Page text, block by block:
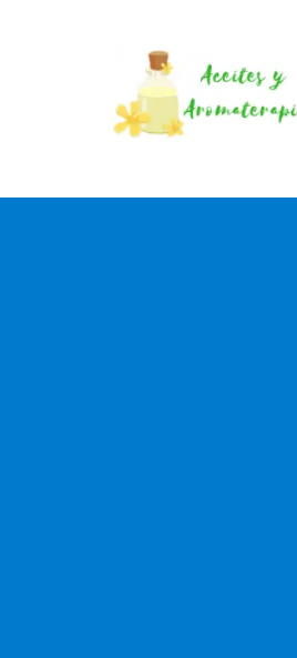
Aromaterapia